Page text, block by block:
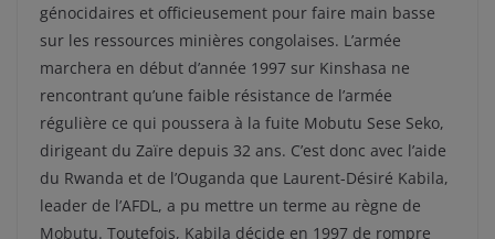
génocidaires et officieusement pour faire main basse
sur les ressources minières congolaises. L’armée
marchera en début d’année 1997 sur Kinshasa ne
rencontrant qu’une faible résistance de l’armée
régulière ce qui poussera à la fuite Mobutu Sese Seko,
dirigeant du Zaïre depuis 32 ans. C’est donc avec l’aide
du Rwanda et de l’Ouganda que Laurent-Désiré Kabila,
leader de l’AFDL, a pu mettre un terme au règne de
Mobutu. Toutefois, Kabila décide en 1997 de rompre